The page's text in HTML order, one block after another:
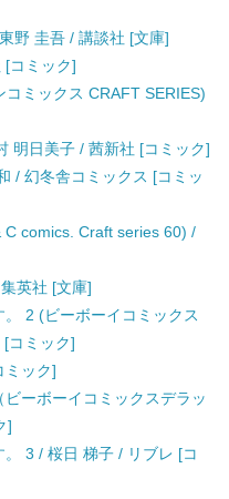
野 圭吾 / 講談社 [文庫]
[コミック]
ミックス CRAFT SERIES)
明日美子 / 茜新社 [コミック]
/ 幻冬舎コミックス [コミッ
C comics. Craft series 60) /
英社 [文庫]
2 (ビーボーイコミックス
コミック]
ミック]
ーボーイコミックスデラッ
]
3 / 桜日 梯子 / リブレ [コ